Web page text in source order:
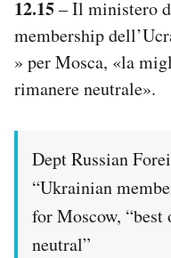
12.15– Il ministero
membership
» per Mosca, «la
rimanere neutrale».
Dept Russian
“Ukrainian
for Moscow,
neutral”